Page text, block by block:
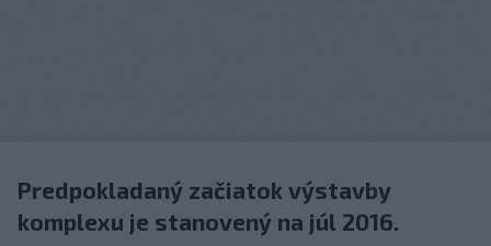
Predpokladaný začiatok výstavby
komplexu je stanovený na júl 2016.